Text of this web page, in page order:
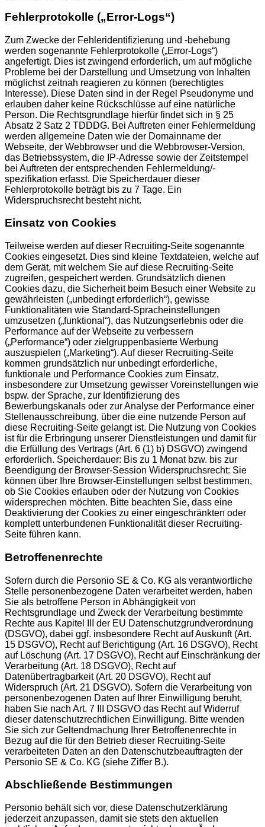
Fehlerprotokolle („Error-Logs“)
Zum Zwecke der Fehleridentifizierung und -behebung
werden sogenannte Fehlerprotokolle („Error-Logs“)
angefertigt. Dies ist zwingend erforderlich, um auf mögliche
Probleme bei der Darstellung und Umsetzung von Inhalten
möglichst zeitnah reagieren zu können (berechtigtes
Interesse). Diese Daten sind in der Regel Pseudonyme und
erlauben daher keine Rückschlüsse auf eine natürliche
Person. Die Rechtsgrundlage hierfür findet sich in § 25
Absatz 2 Satz 2 TDDDG. Bei Auftreten einer Fehlermeldung
werden allgemeine Daten wie der Domainname der
Webseite, der Webbrowser und die Webbrowser-Version,
das Betriebssystem, die IP-Adresse sowie der Zeitstempel
bei Auftreten der entsprechenden Fehlermeldung/-
spezifikation erfasst. Die Speicherdauer dieser
Fehlerprotokolle beträgt bis zu 7 Tage. Ein
Widerspruchsrecht besteht nicht.
Einsatz von Cookies
Teilweise werden auf dieser Recruiting-Seite sogenannte
Cookies eingesetzt. Dies sind kleine Textdateien, welche auf
dem Gerät, mit welchem Sie auf diese Recruiting-Seite
zugreifen, gespeichert werden. Grundsätzlich dienen
Cookies dazu, die Sicherheit beim Besuch einer Website zu
gewährleisten („unbedingt erforderlich“), gewisse
Funktionalitäten wie Standard-Spracheinstellungen
umzusetzen („funktional“), das Nutzungserlebnis oder die
Performance auf der Webseite zu verbessern
(„Performance“) oder zielgruppenbasierte Werbung
auszuspielen („Marketing“). Auf dieser Recruiting-Seite
kommen grundsätzlich nur unbedingt erforderliche,
funktionale und Performance Cookies zum Einsatz,
insbesondere zur Umsetzung gewisser Voreinstellungen wie
bspw. der Sprache, zur Identifizierung des
Bewerbungskanals oder zur Analyse der Performance einer
Stellenausschreibung, über die eine nutzende Person auf
diese Recruiting-Seite gelangt ist. Die Nutzung von Cookies
ist für die Erbringung unserer Dienstleistungen und damit für
die Erfüllung des Vertrags (Art. 6 (1) b) DSGVO) zwingend
erforderlich. Speicherdauer: Bis zu 1 Monat bzw. bis zur
Beendigung der Browser-Session Widerspruchsrecht: Sie
können über Ihre Browser-Einstellungen selbst bestimmen,
ob Sie Cookies erlauben oder der Nutzung von Cookies
widersprechen möchten. Bitte beachten Sie, dass eine
Deaktivierung der Cookies zu einer eingeschränkten oder
komplett unterbundenen Funktionalität dieser Recruiting-
Seite führen kann.
Betroffenenrechte
Sofern durch die Personio SE & Co. KG als verantwortliche
Stelle personenbezogene Daten verarbeitet werden, haben
Sie als betroffene Person in Abhängigkeit von
Rechtsgrundlage und Zweck der Verarbeitung bestimmte
Rechte aus Kapitel III der EU Datenschutzgrundverordnung
(DSGVO), dabei ggf. insbesondere Recht auf Auskunft (Art.
15 DSGVO), Recht auf Berichtigung (Art. 16 DSGVO), Recht
auf Löschung (Art. 17 DSGVO), Recht auf Einschränkung der
Verarbeitung (Art. 18 DSGVO), Recht auf
Datenübertragbarkeit (Art. 20 DSGVO), Recht auf
Widerspruch (Art. 21 DSGVO). Sofern die Verarbeitung von
personenbezogenen Daten auf Ihrer Einwilligung beruht,
haben Sie nach Art. 7 III DSGVO das Recht auf Widerruf
dieser datenschutzrechtlichen Einwilligung. Bitte wenden
Sie sich zur Geltendmachung Ihrer Betroffenenrechte in
Bezug auf die für den Betrieb dieser Recruiting-Seite
verarbeiteten Daten an den Datenschutzbeauftragten der
Personio SE & Co. KG (siehe Ziffer B.).
Abschließende Bestimmungen
Personio behält sich vor, diese Datenschutzerklärung
jederzeit anzupassen, damit sie stets den aktuellen